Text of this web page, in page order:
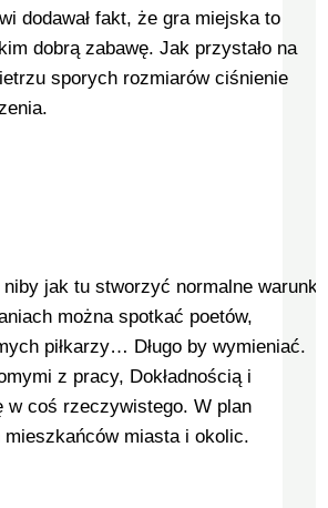
dodawał fakt, że gra miejska to
dobrą zabawę. Jak przystało na
sporych rozmiarów ciśnienie
jak tu stworzyć normalne warunki
można spotkać poetów,
piłkarzy… Długo by wymieniać.
z pracy, Dokładnością i
w coś rzeczywistego. W plan
miasta i okolic.